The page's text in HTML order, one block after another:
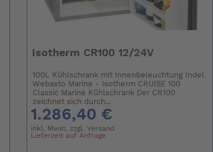
Isotherm CR100 12/24V
100L Kühlschrank mit Innenbeleuchtung Indel
Webasto Marine - Isotherm CRUISE 100
Classic Marine Kühlschrank Der CR100
zeichnet sich durch...
1.286,40 €
inkl. Mwst. zzgl.Versand
Lieferzeit auf Anfrage